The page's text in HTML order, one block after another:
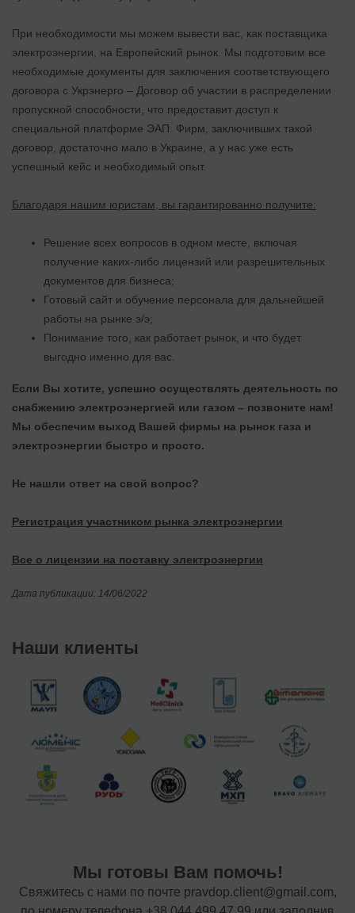
При необходимости мы можем вывести вас, как поставщика
электроэнергии, на Европейский рынок. Мы подготовим все
необходимые документы для заключения соответствующего
договора с Укрэнерго – Договор об участии в распределении
пропускной способности, что предоставит доступ к
специальной платформе ЭАП. Фирм, заключивших такой
договор, достаточно мало в Украине, а у нас уже есть
успешный кейс и необходимый опыт.
Благодаря нашим юристам, вы гарантированно получите:
Решение всех вопросов в одном месте, включая
получение каких-либо лицензий или разрешительных
документов для бизнеса;
Готовый сайт и обучение персонала для дальнейшей
работы на рынке э/э;
Понимание того, как работает рынок, и что будет
выгодно именно для вас.
Если Вы хотите, успешно осуществлять деятельность по
снабжению электроэнергией или газом – позвоните нам!
Мы обеспечим выход Вашей фирмы на рынок газа и
электроэнергии быстро и просто.
Не нашли ответ на свой вопрос?
Регистрация участником рынка электроэнергии
Все о лицензии на поставку электроэнергии
Дата публикации: 14/06/2022
Наши клиенты
Мы готовы Вам помочь!
Свяжитесь с нами по почте pravdop.client@gmail.com,